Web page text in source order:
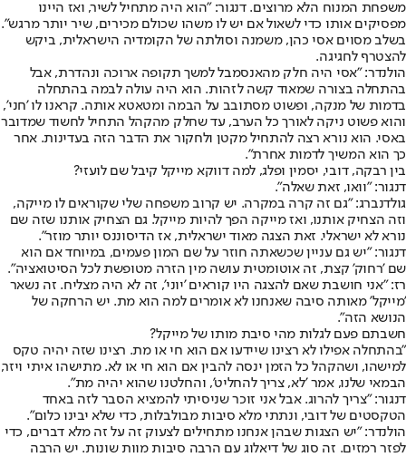
משפחת המנוח הלא מרוצים. דנגור: "הוא היה מתחיל לשיר, ואז היינו
מפסיקים אותו כדי לשאול אם יש לו משהו שכולם מכירים, שיר יותר מרגש".
בשלב מסוים אסי כהן, משמנה וסולתה של הקומדיה הישראלית, ביקש
להצטרף לחגיגה.
הולנדר: "אסי היה חלק מהאנסמבל למשך תקופה ארוכה ונהדרת, אבל
בהתחלה בצורה שמאוד קשה לזהות. הוא היה עולה לבמה בהתחלה
בדמות של מנקה, ופשוט מסתובב על הבמה ומטאטא אותה. קראנו לו 'חני',
והוא פשוט ניקה לאורך כל הערב, עד שחלק מהקהל התחיל לחשוד שמדובר
באסי. הוא נורא רצה להתחיל מקטן ולחקור את הדבר הזה בעדינות. אחר
כך הוא המשיך לדמות אחרת".
בין רבקה, דובי, יסמין ופלג, למה דווקא מייקל קיבל שם לועזי?
דנגור: "וואו, זאת שאלה".
גולדנברג: "גם זה קרה במקרה. יש קרוב משפחה שלי שקוראים לו מייקה,
וזה הצחיק אותנו, ואז מייקה הפך להיות מייקל. גם הצחיק אותנו שזה שם
נורא לא ישראלי. זאת הצגה מאוד ישראלית, אז הדיסוננס יותר מוזר".
דנגור: "יש גם עניין שכשאתה חוזר על שם המון פעמים, במיוחד אם הוא
שם 'רחוק' קצת, זה אוטומטית עושה מין הזרה מטופשת לכל הסיטואציה".
רז: "אני חושבת שאם להצגה היו קוראים 'יוני', זה לא היה מצליח. זה נשאר
'מייקל' מאותה סיבה שאנחנו לא אומרים למה הוא מת. יש הרחקה של
הנושא הזה".
חשבתם פעם לגלות מהי סיבת מותו של מייקל?
"בהתחלה אפילו לא רצינו שיידעו אם הוא חי או מת. רצינו שזה יהיה טקס
למישהו, ושהקהל כל הזמן ינסה להבין אם הוא חי או לא. מתישהו איתי ויזר,
הבמאי שלנו, אמר 'לא, צריך להחליט', והחלטנו שהוא יהיה מת".
דנגור: "צריך להרוג. אבל אני זוכר שניסיתי להמציא הסבר לזה באחד
הטקסטים של דובי, ונתתי מלא סיבות מבולבלות, כדי שלא יבינו כלום".
הולנדר: "יש הצגות שבהן אנחנו מתחילים לצעוק זה על זה מלא דברים, כדי
לפזר רמזים. זה סוג של דיאלוג עם הרבה סיבות מוות שונות. יש הרבה